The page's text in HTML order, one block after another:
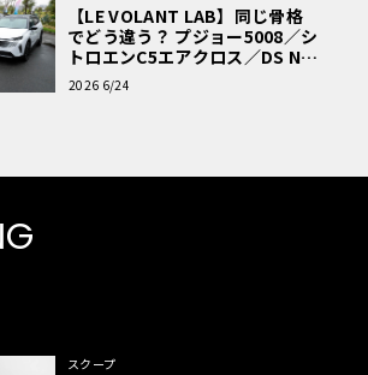
【LE VOLANT LAB】同じ骨格
でどう違う？ プジョー5008／シ
トロエンC5エアクロス／DS Nº4
読者一気乗りレポート
2026 6/24
スクープ